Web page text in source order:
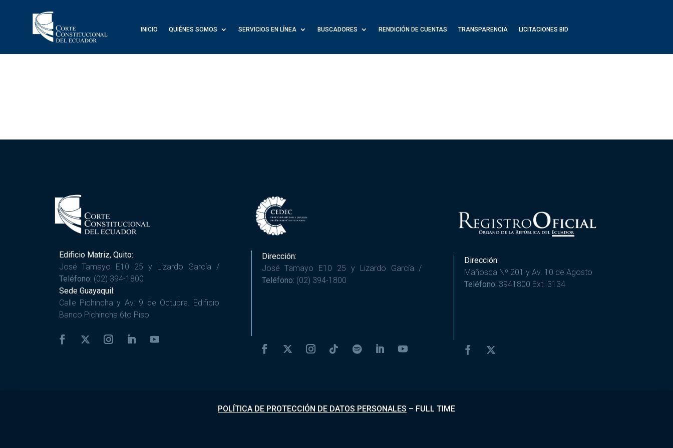
INICIO QUIÉNES SOMOS SERVICIOS EN LÍNEA BUSCADORES RENDICIÓN DE CUENTAS TRANSPARENCIA LICITACIONES BID
Edificio Matriz, Quito:
José Tamayo E10 25 y Lizardo García /
Teléfono: (02) 394-1800
Sede Guayaquil:
Calle Pichincha y Av. 9 de Octubre. Edificio
Banco Pichincha 6to Piso
Dirección:
José Tamayo E10 25 y Lizardo García /
Teléfono: (02) 394-1800
Dirección:
Mañosca Nº 201 y Av. 10 de Agosto
Teléfono: 3941800 Ext. 3134
POLÍTICA DE PROTECCIÓN DE DATOS PERSONALES – FULL TIME